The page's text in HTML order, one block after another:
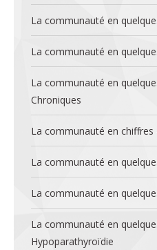
La communauté en
La communauté en
La communauté en
Chroniques
La communauté en chiffres
La communauté en
La communauté en
La communauté en
Hypoparathyroïdie